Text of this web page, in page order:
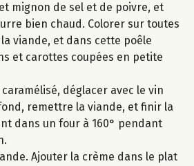
mignon de sel et de poivre, et
bien chaud. Colorer sur toutes
viande, et dans cette poêle
et carottes coupées en petite
déglacer avec le vin
remettre la viande, et finir la
dans un four à 160° pendant
Ajouter la crème dans le plat